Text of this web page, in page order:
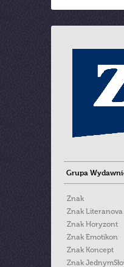
Grupa
Znak
Znak Literanova
Znak Horyzont
Znak Emotikon
Znak Koncept
Znak